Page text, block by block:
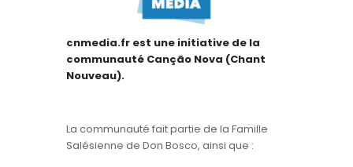
cnmedia.fr est une initiative de la
communauté Canção Nova (Chant
Nouveau).
La communauté fait partie de la Famille
Salésienne de Don Bosco, ainsi que :